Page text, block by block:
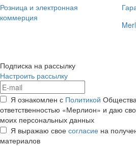
Розница и электронная
коммерция
Подписка на рассылку
Настроить рассылку
Я ознакомлен с Политикой
ответственностью «Мерлион» и даю
моих персональных данных
Я выражаю свое согласие на
материалов